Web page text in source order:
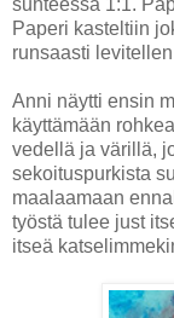
suhteessa 1:1.
Paperi kasteltiin
runsaasti
Anni näytti ensin
käyttämään
vedellä ja värillä,
sekoituspurkista
maalaamaan
työstä tulee just
itseä